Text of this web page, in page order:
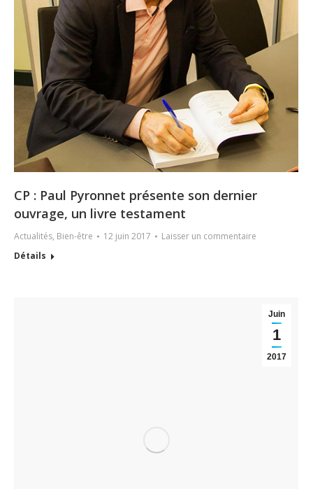
CP : Paul Pyronnet présente son dernier
ouvrage, un livre testament
Actualités, Bien-être 12 juin 2017
Laisser un commentaire
Détails
Juin
1
2017